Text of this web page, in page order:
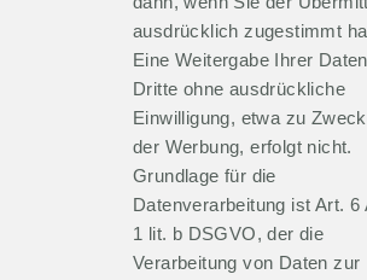
ausdrücklich zugestimmt
Eine Weitergabe Ihrer
Dritte ohne ausdrückliche
Einwilligung, etwa zu
der Werbung, erfolgt nicht.
Grundlage für die
Datenverarbeitung ist Art. 6
1 lit. b DSGVO, der die
Verarbeitung von Daten zur